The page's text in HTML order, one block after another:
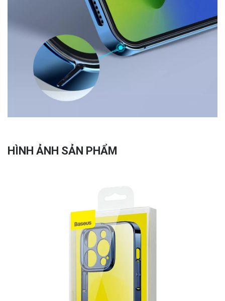
HÌNH ẢNH SẢN PHẨM